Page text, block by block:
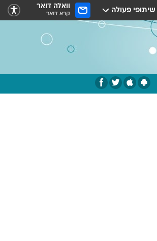
שיתופי פעולה וואלה דואר
קרא דואר